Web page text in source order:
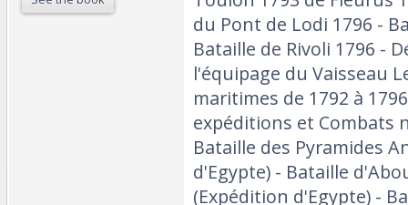
du Pont de Lodi 1796 -
Bataille de Rivoli 1796 -
l'équipage du Vaisseau
maritimes de 1792 à
expéditions et Combats
Bataille des Pyramides
d'Egypte) - Bataille
(Expédition d'Egypte) -